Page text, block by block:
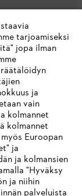
tarjoamiseksi
jopa ilman
ja
vain
kolmannet
kolmannet
Euroopan
ja
ja kolmansien
"Hyväksy
ja niihin
palveluista